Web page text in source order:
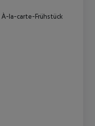
À-la-carte-Frühstück